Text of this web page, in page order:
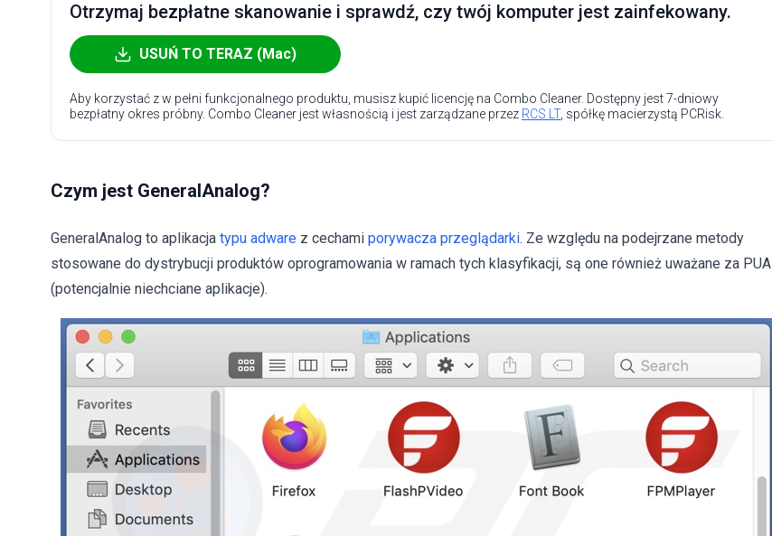
Otrzymaj bezpłatne skanowanie i sprawdź, czy twój komputer jest zainfekowany.
USUŃ TO TERAZ (Mac)
Aby korzystać z w pełni funkcjonalnego produktu, musisz kupić licencję na Combo Cleaner. Dostępny jest 7-dniowy
bezpłatny okres próbny. Combo Cleaner jest własnością i jest zarządzane przez RCS LT, spółkę macierzystą PCRisk.
Czym jest GeneralAnalog?
GeneralAnalog to aplikacja typu adware z cechami porywacza przeglądarki. Ze względu na podejrzane metody
stosowane do dystrybucji produktów oprogramowania w ramach tych klasyfikacji, są one również uważane za PUA
(potencjalnie niechciane aplikacje).